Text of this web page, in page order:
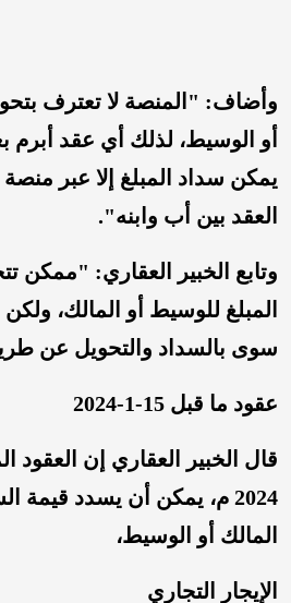
وأضاف: "المنصة لا تعترف
يمكن سداد المبلغ إلا عبر
العقد بين أب وابنه".
وتابع الخبير العقاري: "ممكن
المبلغ للوسيط أو المالك،
سوى بالسداد والتحويل عن
عقود ما قبل 15-1-2024
2024 م، يمكن أن يسدد
المالك أو الوسيط،
الإيجار التجاري